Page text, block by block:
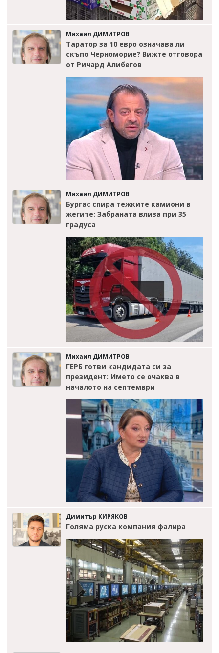
Михаил ДИМИТРОВ
Таратор за 10 евро означава ли
скъпо Черноморие? Вижте отговора
от Ричард Алибегов
Михаил ДИМИТРОВ
Бургас спира тежките камиони в
жегите: Забраната влиза при 35
градуса
Михаил ДИМИТРОВ
ГЕРБ готви кандидата си за
президент: Името се очаква в
началото на септември
Димитър КИРЯКОВ
Голяма руска компания фалира